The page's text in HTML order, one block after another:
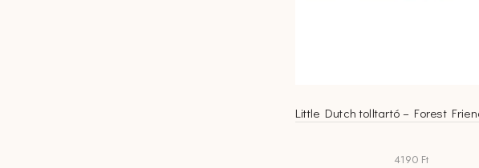
Little Dutch tolltartó – Forest
4190 Ft